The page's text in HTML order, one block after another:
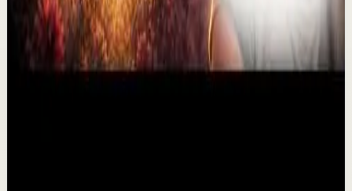
Sesión profundaMedia
El duelo puede abrir una puerta que nunca
imaginaste